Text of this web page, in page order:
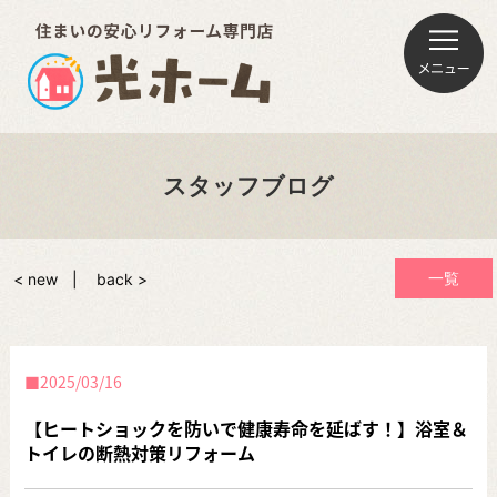
スタッフブログ
一覧
< new back >
2025/03/16
【ヒートショックを防いで健康寿命を延ばす！】浴室＆
トイレの断熱対策リフォーム